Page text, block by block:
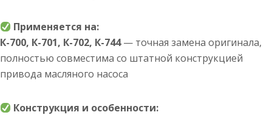
Применяется на:
К-700, К-701, К-702, К-744— точная замена оригинала,
полностью совместима со штатной конструкцией
привода масляного насоса
Конструкция и особенности: